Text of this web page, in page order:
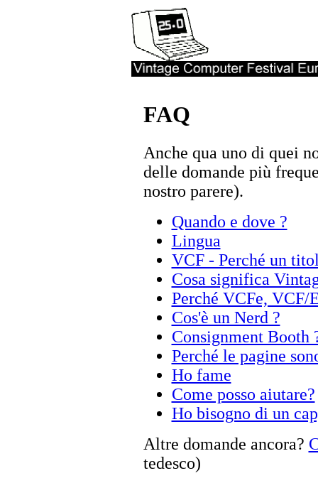
FAQ
Anche qua uno di quei
delle domande più
nostro parere).
Quando e dove ?
Lingua
VCF - Perché un
Cosa significa
Perché VCFe, VCF/
Cos'è un Nerd ?
Consignment Booth
Perché le pagine
Ho fame
Come posso aiutare?
Ho bisogno di un
Altre domande ancora?
tedesco)